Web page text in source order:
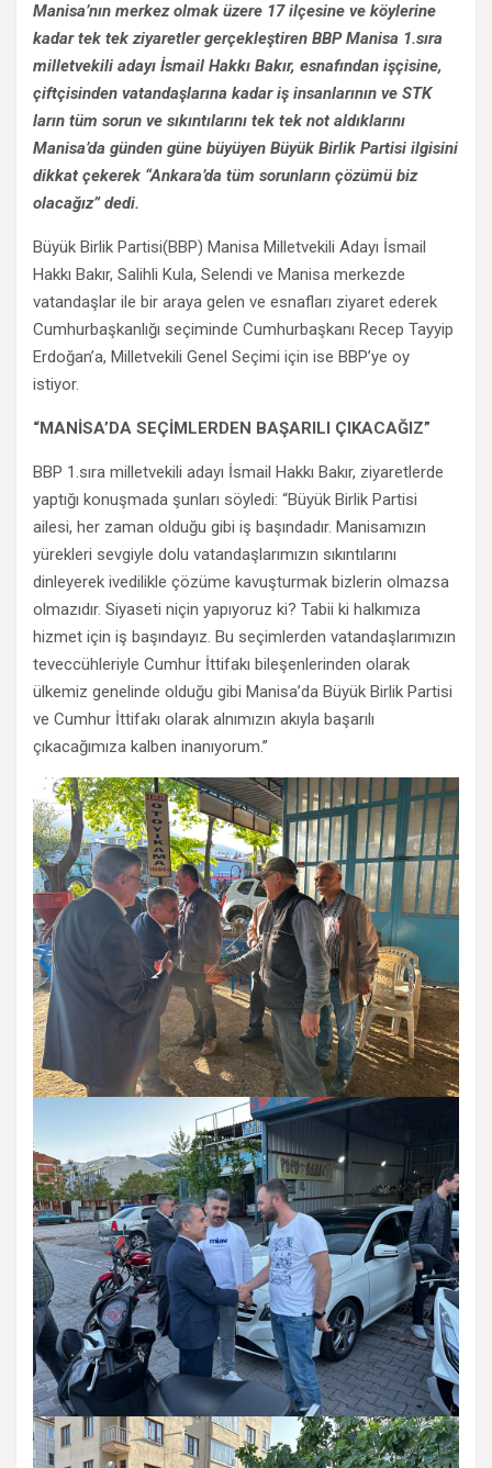
Manisa’nın merkez olmak üzere 17 ilçesine ve köylerine
kadar tek tek ziyaretler gerçekleştiren BBP Manisa 1.sıra
milletvekili adayı İsmail Hakkı Bakır, esnafından işçisine,
çiftçisinden vatandaşlarına kadar iş insanlarının ve STK
ların tüm sorun ve sıkıntılarını tek tek not aldıklarını
Manisa’da günden güne büyüyen Büyük Birlik Partisi ilgisini
dikkat çekerek “Ankara’da tüm sorunların çözümü biz
olacağız” dedi.
Büyük Birlik Partisi(BBP) Manisa Milletvekili Adayı İsmail
Hakkı Bakır, Salihli Kula, Selendi ve Manisa merkezde
vatandaşlar ile bir araya gelen ve esnafları ziyaret ederek
Cumhurbaşkanlığı seçiminde Cumhurbaşkanı Recep Tayyip
Erdoğan’a, Milletvekili Genel Seçimi için ise BBP’ye oy
istiyor.
“MANİSA’DA SEÇİMLERDEN BAŞARILI ÇIKACAĞIZ”
BBP 1.sıra milletvekili adayı İsmail Hakkı Bakır, ziyaretlerde
yaptığı konuşmada şunları söyledi: “Büyük Birlik Partisi
ailesi, her zaman olduğu gibi iş başındadır. Manisamızın
yürekleri sevgiyle dolu vatandaşlarımızın sıkıntılarını
dinleyerek ivedilikle çözüme kavuşturmak bizlerin olmazsa
olmazıdır. Siyaseti niçin yapıyoruz ki? Tabii ki halkımıza
hizmet için iş başındayız. Bu seçimlerden vatandaşlarımızın
teveccühleriyle Cumhur İttifakı bileşenlerinden olarak
ülkemiz genelinde olduğu gibi Manisa’da Büyük Birlik Partisi
ve Cumhur İttifakı olarak alnımızın akıyla başarılı
çıkacağımıza kalben inanıyorum.’’